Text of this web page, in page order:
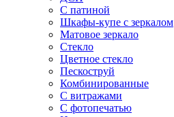
С патиной
Шкафы-купе с зеркалом
Матовое зеркало
Стекло
Цветное стекло
Пескоструй
Комбинированные
С витражами
С фотопечатью